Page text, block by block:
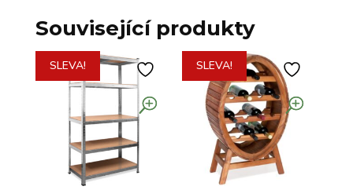
Související produkty
SLEVA! SLEVA!